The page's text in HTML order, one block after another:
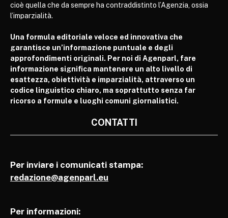
cioè quella che da sempre ha contraddistinto l’Agenzia, ossia
l’imparzialità.
Una formula editoriale veloce ed innovativa che
garantisce un’informazione puntuale e degli
approfondimenti originali. Per noi di Agenparl, fare
informazione significa mantenere un alto livello di
esattezza, obiettività e imparzialità, attraverso un
codice linguistico chiaro, ma soprattutto senza far
ricorso a formule e luoghi comuni giornalistici.
CONTATTI
Per inviare i comunicati stampa:
redazione@agenparl.eu
Per informazioni: